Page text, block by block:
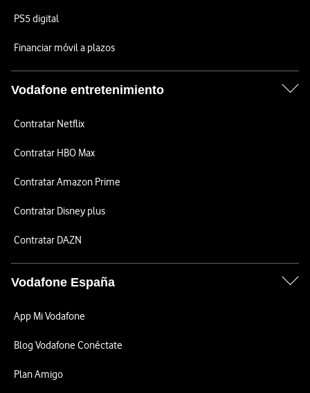
PS5 digital
Financiar móvil a plazos
Vodafone entretenimiento
Contratar Netflix
Contratar HBO Max
Contratar Amazon Prime
Contratar Disney plus
Contratar DAZN
Vodafone España
App Mi Vodafone
Blog Vodafone Conéctate
Plan Amigo